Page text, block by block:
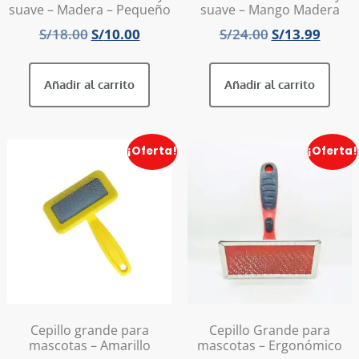
suave – Madera – Pequeño
S/18.00S/10.00
Añadir al carrito
suave – Mango Madera
S/24.00S/13.99
Añadir al carrito
¡Oferta!
Cepillo grande para
mascotas – Amarillo
¡Oferta!
Cepillo Grande para
mascotas – Ergonómico